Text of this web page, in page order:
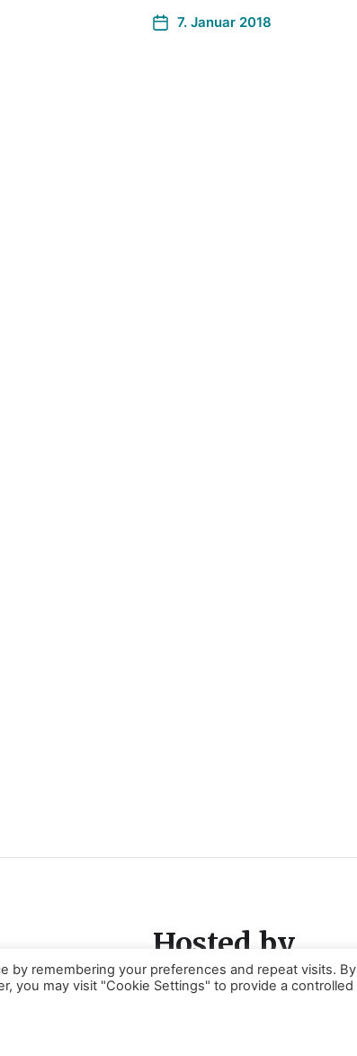
7. Januar 2018
Hosted by
by remembering your preferences and repeat visits. By
you may visit "Cookie Settings" to provide a controlled